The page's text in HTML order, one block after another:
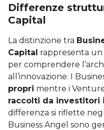
Differenze
Capital
La distinzione tra
Capital rappresenta
per comprendere
all’innovazione. I
propri mentre i
raccolti da investitori
differenza si riflette
Business Angel sono